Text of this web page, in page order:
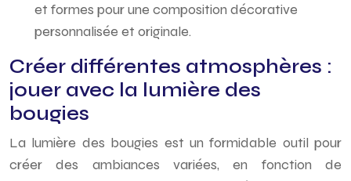
et formes pour une composition décorative
personnalisée et originale.
Créer différentes atmosphères :
jouer avec la lumière des
bougies
La lumière des bougies est un formidable outil pour
créer des ambiances variées, en fonction de